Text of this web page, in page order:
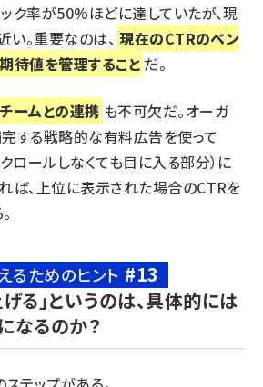
ク率が50%ほどに達していたが、現
。重要なのは、 現在のCTRのベン
待値を管理すること だ。
ームとの連携 も不可欠だ。オーガ
する戦略的な有料広告を使って
ロールしなくても目に入る部分）に
ば、上位に表示された場合のCTRを
るためのヒント #13
る」というのは、具体的には
なるのか？